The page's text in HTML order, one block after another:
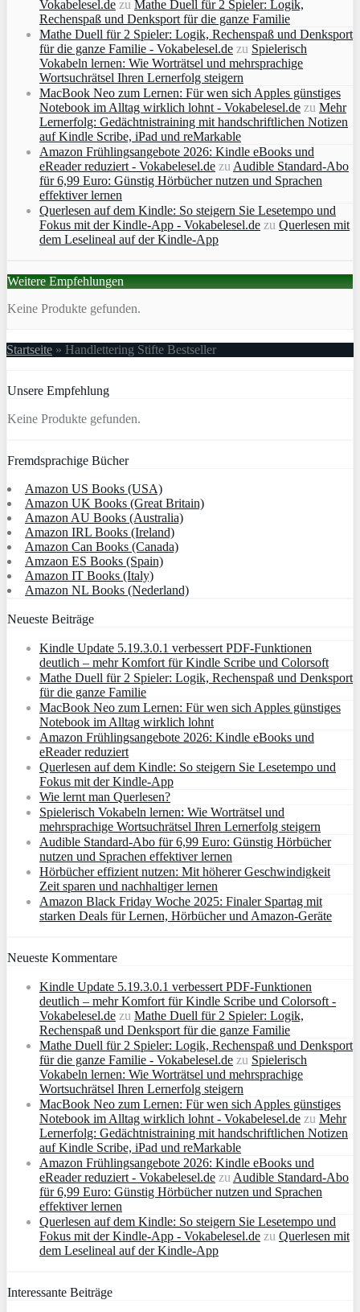
Vokabelesel.de zu Mathe Duell für 2 Spieler: Logik,
Rechenspaß und Denksport für die ganze Familie
Mathe Duell für 2 Spieler: Logik, Rechenspaß und Denksport
für die ganze Familie - Vokabelesel.de zu Spielerisch
Vokabeln lernen: Wie Worträtsel und mehrsprachige
Wortsuchrätsel Ihren Lernerfolg steigern
MacBook Neo zum Lernen: Für wen sich Apples günstiges
Notebook im Alltag wirklich lohnt - Vokabelesel.de zu Mehr
Lernerfolg: Gedächtnistraining mit handschriftlichen Notizen
auf Kindle Scribe, iPad und reMarkable
Amazon Frühlingsangebote 2026: Kindle eBooks und
eReader reduziert - Vokabelesel.de zu Audible Standard-Abo
für 6,99 Euro: Günstig Hörbücher nutzen und Sprachen
effektiver lernen
Querlesen auf dem Kindle: So steigern Sie Lesetempo und
Fokus mit der Kindle-App - Vokabelesel.de zu Querlesen mit
dem Leselineal auf der Kindle-App
Weitere Empfehlungen
Keine Produkte gefunden.
Startseite » Handlettering Stifte Bestseller
Unsere Empfehlung
Keine Produkte gefunden.
Fremdsprachige Bücher
Amazon US Books (USA)
Amazon UK Books (Great Britain)
Amazon AU Books (Australia)
Amazon IRL Books (Ireland)
Amazon Can Books (Canada)
Amzaon ES Books (Spain)
Amazon IT Books (Italy)
Amazon NL Books (Nederland)
Neueste Beiträge
Kindle Update 5.19.3.0.1 verbessert PDF-Funktionen
deutlich – mehr Komfort für Kindle Scribe und Colorsoft
Mathe Duell für 2 Spieler: Logik, Rechenspaß und Denksport
für die ganze Familie
MacBook Neo zum Lernen: Für wen sich Apples günstiges
Notebook im Alltag wirklich lohnt
Amazon Frühlingsangebote 2026: Kindle eBooks und
eReader reduziert
Querlesen auf dem Kindle: So steigern Sie Lesetempo und
Fokus mit der Kindle-App
Wie lernt man Querlesen?
Spielerisch Vokabeln lernen: Wie Worträtsel und
mehrsprachige Wortsuchrätsel Ihren Lernerfolg steigern
Audible Standard-Abo für 6,99 Euro: Günstig Hörbücher
nutzen und Sprachen effektiver lernen
Hörbücher effizient nutzen: Mit höherer Geschwindigkeit
Zeit sparen und nachhaltiger lernen
Amazon Black Friday Woche 2025: Finaler Spartag mit
starken Deals für Lernen, Hörbücher und Amazon‑Geräte
Neueste Kommentare
Kindle Update 5.19.3.0.1 verbessert PDF-Funktionen
deutlich – mehr Komfort für Kindle Scribe und Colorsoft -
Vokabelesel.de zu Mathe Duell für 2 Spieler: Logik,
Rechenspaß und Denksport für die ganze Familie
Mathe Duell für 2 Spieler: Logik, Rechenspaß und Denksport
für die ganze Familie - Vokabelesel.de zu Spielerisch
Vokabeln lernen: Wie Worträtsel und mehrsprachige
Wortsuchrätsel Ihren Lernerfolg steigern
MacBook Neo zum Lernen: Für wen sich Apples günstiges
Notebook im Alltag wirklich lohnt - Vokabelesel.de zu Mehr
Lernerfolg: Gedächtnistraining mit handschriftlichen Notizen
auf Kindle Scribe, iPad und reMarkable
Amazon Frühlingsangebote 2026: Kindle eBooks und
eReader reduziert - Vokabelesel.de zu Audible Standard-Abo
für 6,99 Euro: Günstig Hörbücher nutzen und Sprachen
effektiver lernen
Querlesen auf dem Kindle: So steigern Sie Lesetempo und
Fokus mit der Kindle-App - Vokabelesel.de zu Querlesen mit
dem Leselineal auf der Kindle-App
Interessante Beiträge